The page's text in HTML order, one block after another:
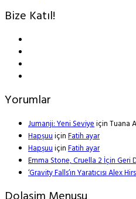
Bize Katıl!
Yorumlar
Jumanji: Yeni SeviyeiçinTuana
HapşuuiçinFatih ayar
HapşuuiçinFatih ayar
Emma Stone, Cruella 2 İçin Geri
‘Gravity Falls’ın Yaratıcısı Alex